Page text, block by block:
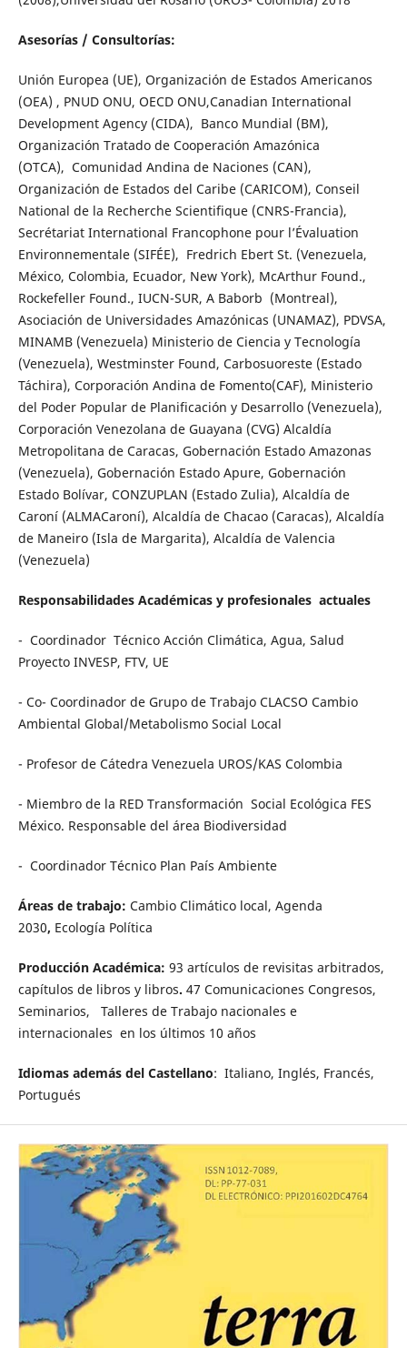
Asesorías / Consultorías:
Unión Europea (UE), Organización de Estados Americanos
(OEA) , PNUD ONU, OECD ONU,Canadian International
Development Agency (CIDA), Banco Mundial (BM),
Organización Tratado de Cooperación Amazónica
(OTCA), Comunidad Andina de Naciones (CAN),
Organización de Estados del Caribe (CARICOM), Conseil
National de la Recherche Scientifique (CNRS-Francia),
Secrétariat International Francophone pour l’Évaluation
Environnementale (SIFÉE), Fredrich Ebert St. (Venezuela,
México, Colombia, Ecuador, New York), McArthur Found.,
Rockefeller Found., IUCN-SUR, A Baborb (Montreal),
Asociación de Universidades Amazónicas (UNAMAZ), PDVSA,
MINAMB (Venezuela) Ministerio de Ciencia y Tecnología
(Venezuela), Westminster Found, Carbosuoreste (Estado
Táchira), Corporación Andina de Fomento(CAF), Ministerio
del Poder Popular de Planificación y Desarrollo (Venezuela),
Corporación Venezolana de Guayana (CVG) Alcaldía
Metropolitana de Caracas, Gobernación Estado Amazonas
(Venezuela), Gobernación Estado Apure, Gobernación
Estado Bolívar, CONZUPLAN (Estado Zulia), Alcaldía de
Caroní (ALMACaroní), Alcaldía de Chacao (Caracas), Alcaldía
de Maneiro (Isla de Margarita), Alcaldía de Valencia
(Venezuela)
Responsabilidades Académicas y profesionales actuales
- Coordinador Técnico Acción Climática, Agua, Salud
Proyecto INVESP, FTV, UE
- Co- Coordinador de Grupo de Trabajo CLACSO Cambio
Ambiental Global/Metabolismo Social Local
- Profesor de Cátedra Venezuela UROS/KAS Colombia
- Miembro de la RED Transformación Social Ecológica FES
México. Responsable del área Biodiversidad
- Coordinador Técnico Plan País Ambiente
Áreas de trabajo: Cambio Climático local, Agenda
2030, Ecología Política
Producción Académica: 93 artículos de revisitas arbitrados,
capítulos de libros y libros. 47 Comunicaciones Congresos,
Seminarios, Talleres de Trabajo nacionales e
internacionales en los últimos 10 años
Idiomas además del Castellano: Italiano, Inglés, Francés,
Portugués